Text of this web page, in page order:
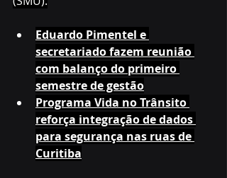
Eduardo Pimentel e
secretariado fazem reunião
com balanço do primeiro
semestre de gestão
Programa Vida no Trânsito
reforça integração de dados
para segurança nas ruas de
Curitiba